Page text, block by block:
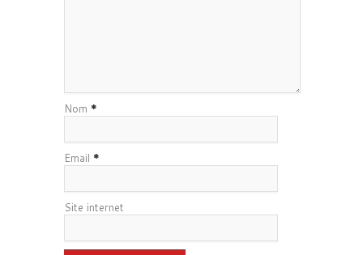
Nom *
Email *
Site internet